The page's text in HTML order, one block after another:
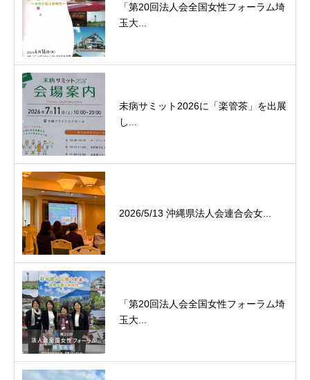
「第20回法人会全国女性フォーラム埼
玉大...
未病サミット2026に「楽管茶」を出展
し...
2026/5/13 沖縄県法人会連合会女...
「第20回法人会全国女性フォーラム埼
玉大...